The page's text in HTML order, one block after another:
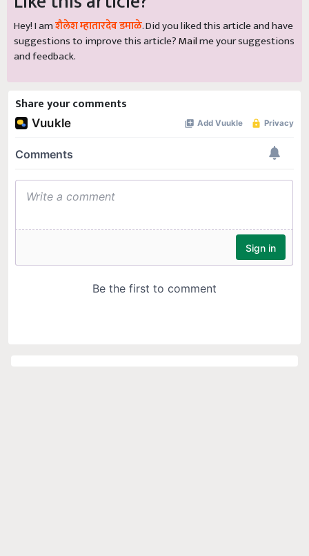
Hey! I amशैलेश म्हातारदेव डमाळे. Did you liked this article and have
suggestions to improve this article?Mailme your suggestions
and feedback.
Share your comments